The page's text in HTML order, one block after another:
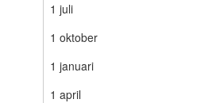
1 juli
1 oktober
1 januari
1 april